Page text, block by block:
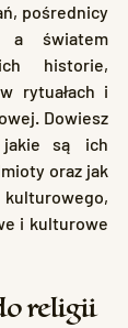
pośrednicy
a światem
historie,
rytuałach i
Dowiesz
jakie są ich
oraz jak
i kulturowe
religii